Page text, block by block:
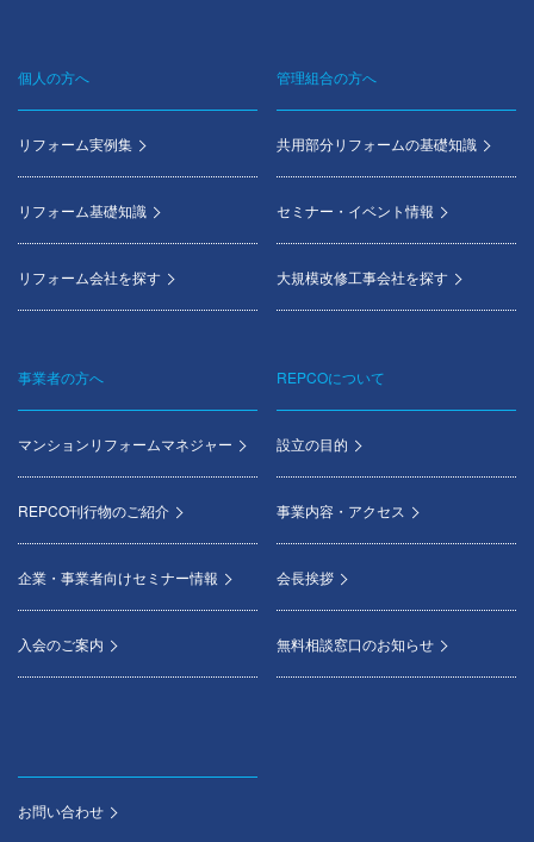
Footer
menu
個人の方へ
リフォーム実例集
リフォーム基礎知識
リフォーム会社を探す
管理組合の方へ
共用部分リフォームの基礎知識
セミナー・イベント情報
大規模改修工事会社を探す
事業者の方へ
マンションリフォームマネジャー
REPCO刊行物のご紹介
企業・事業者向けセミナー情報
入会のご案内
REPCOについて
設立の目的
事業内容・アクセス
会長挨拶
無料相談窓口のお知らせ
お問い合わせ